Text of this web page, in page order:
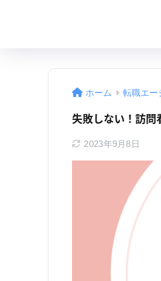
ホーム 転職エー
失敗しない！訪問
2023年9月8日